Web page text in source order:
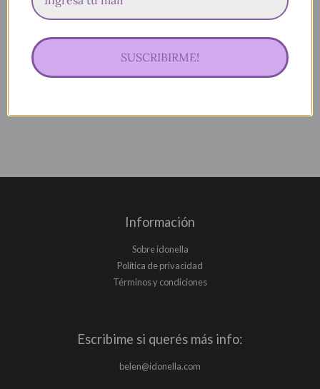
Templates del curso de huella
99.000,00
Información
Sobre idonella
Política de privacidad
Términos y condiciones
Escribime si querés más info:
belen@idonella.com
SUSCRIBIRME!